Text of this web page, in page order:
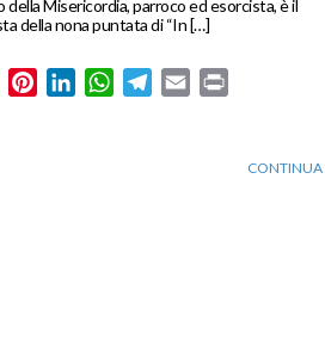
della Misericordia, parroco ed esorcista, è il
della nona puntata di “In […]
TwitterPinterestLinkedInWhatsApp
Telegram
Email
CONTINUA